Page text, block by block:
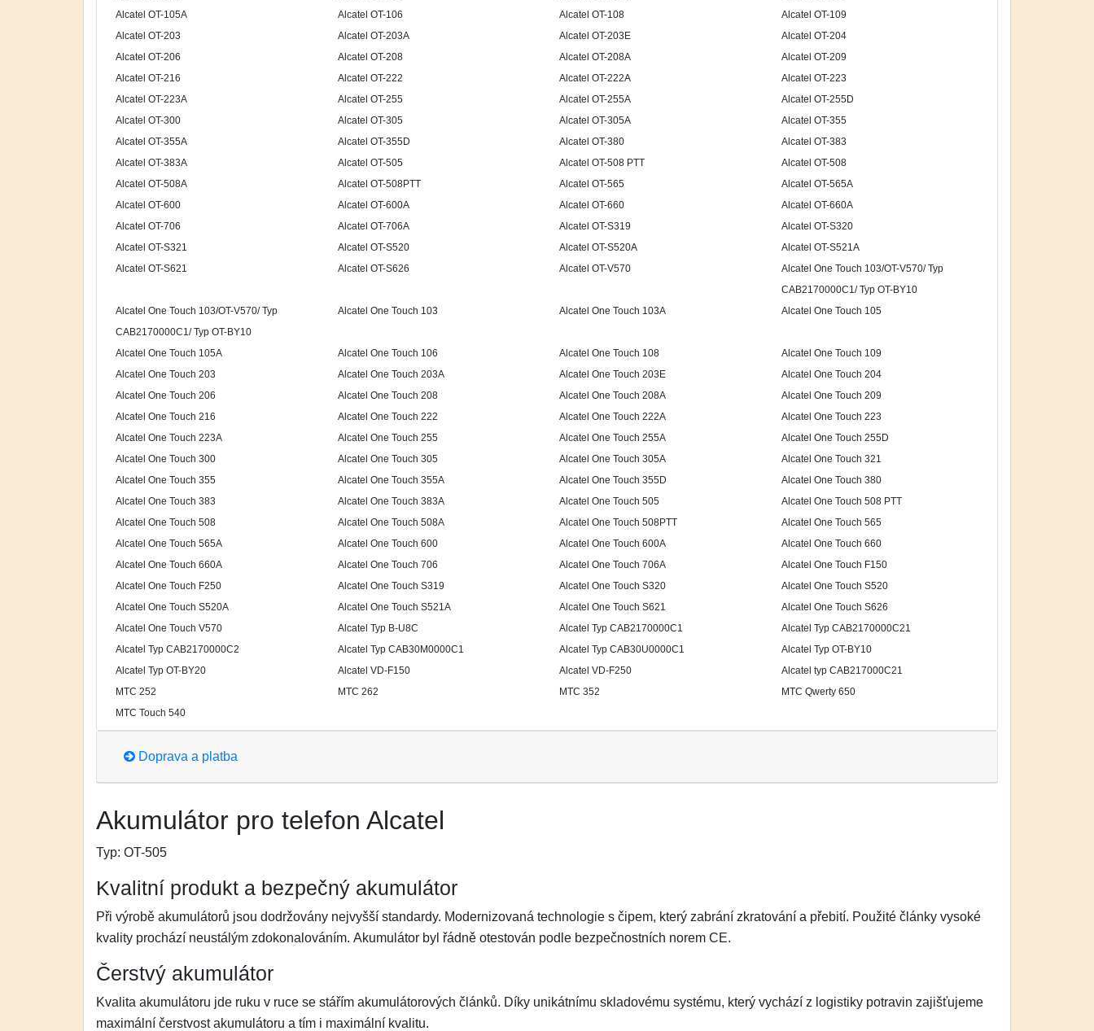
Alcatel OT-105A
Alcatel OT-106 Alcatel OT-108
Alcatel OT-109
Alcatel OT-203
Alcatel OT-203A Alcatel OT-203E
Alcatel OT-204
Alcatel OT-206
Alcatel OT-208 Alcatel OT-208A
Alcatel OT-209
Alcatel OT-216
Alcatel OT-222 Alcatel OT-222A
Alcatel OT-223
Alcatel OT-223A
Alcatel OT-255 Alcatel OT-255A
Alcatel OT-255D
Alcatel OT-300
Alcatel OT-305 Alcatel OT-305A
Alcatel OT-355
Alcatel OT-355A
Alcatel OT-355D Alcatel OT-380
Alcatel OT-383
Alcatel OT-383A
Alcatel OT-505 Alcatel OT-508 PTT
Alcatel OT-508
Alcatel OT-508A
Alcatel OT-508PTT Alcatel OT-565
Alcatel OT-565A
Alcatel OT-600
Alcatel OT-600A Alcatel OT-660
Alcatel OT-660A
Alcatel OT-706
Alcatel OT-706A Alcatel OT-S319
Alcatel OT-S320
Alcatel OT-S321
Alcatel OT-S520 Alcatel OT-S520A
Alcatel OT-S521A
Alcatel OT-S621
Alcatel OT-S626 Alcatel OT-V570
Alcatel One Touch 103/OT-V570/ Typ
CAB2170000C1/ Typ OT-BY10
Alcatel One Touch 103/OT-V570/ Typ
CAB2170000C1/ Typ OT-BY10
Alcatel One Touch 103 Alcatel One Touch 103A Alcatel One Touch 105
Alcatel One Touch 105A Alcatel One Touch 106 Alcatel One Touch 108
Alcatel One Touch 109
Alcatel One Touch 203
Alcatel One Touch 203A Alcatel One Touch 203E
Alcatel One Touch 204
Alcatel One Touch 206
Alcatel One Touch 208 Alcatel One Touch 208A
Alcatel One Touch 209
Alcatel One Touch 216
Alcatel One Touch 222 Alcatel One Touch 222A
Alcatel One Touch 223
Alcatel One Touch 223A
Alcatel One Touch 255 Alcatel One Touch 255A
Alcatel One Touch 255D
Alcatel One Touch 300
Alcatel One Touch 305 Alcatel One Touch 305A
Alcatel One Touch 321
Alcatel One Touch 355
Alcatel One Touch 355A Alcatel One Touch 355D
Alcatel One Touch 380
Alcatel One Touch 383
Alcatel One Touch 383A Alcatel One Touch 505
Alcatel One Touch 508 PTT
Alcatel One Touch 508
Alcatel One Touch 508A Alcatel One Touch 508PTT
Alcatel One Touch 565
Alcatel One Touch 565A
Alcatel One Touch 600 Alcatel One Touch 600A
Alcatel One Touch 660
Alcatel One Touch 660A
Alcatel One Touch 706 Alcatel One Touch 706A
Alcatel One Touch F150
Alcatel One Touch F250
Alcatel One Touch S319 Alcatel One Touch S320
Alcatel One Touch S520
Alcatel One Touch S520A
Alcatel One Touch S521A Alcatel One Touch S621
Alcatel One Touch S626
Alcatel One Touch V570
Alcatel Typ B-U8C Alcatel Typ CAB2170000C1
Alcatel Typ CAB2170000C21
Alcatel Typ CAB2170000C2
Alcatel Typ CAB30M0000C1 Alcatel Typ CAB30U0000C1
Alcatel Typ OT-BY10
Alcatel Typ OT-BY20
Alcatel VD-F150 Alcatel VD-F250
Alcatel typ CAB217000C21
MTC 252
MTC 262 MTC 352
MTC Qwerty 650
MTC Touch 540
Doprava a platba
Akumulátor pro telefon Alcatel
Typ: OT-505
Kvalitní produkt a bezpečný akumulátor
Při výrobě akumulátorů jsou dodržovány nejvyšší standardy. Modernizovaná technologie s čipem, který zabrání zkratování a přebití. Použité články vysoké
kvality prochází neustálým zdokonalováním. Akumulátor byl řádně otestován podle bezpečnostních norem CE.
Čerstvý akumulátor
Kvalita akumulátoru jde ruku v ruce se stářím akumulátorových článků. Díky unikátnímu skladovému systému, který vychází z logistiky potravin zajišťujeme
maximální čerstvost akumulátoru a tím i maximální kvalitu.